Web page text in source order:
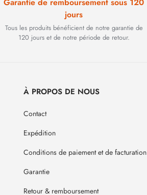
Garantie de remboursement sous 120
jours
Tous les produits bénéficient de notre garantie de
120 jours et de notre période de retour.
À PROPOS DE NOUS
Contact
Expédition
Conditions de paiement et de facturation
Garantie
Retour & remboursement